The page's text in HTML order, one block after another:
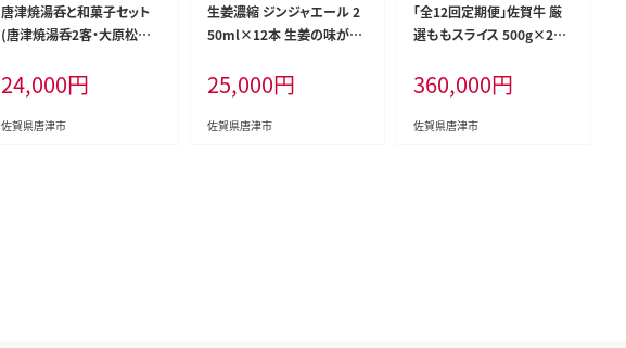
唐津焼湯呑と和菓子セット
(唐津焼湯呑2客・大原松露
お土産セット」
24,000円
佐賀県唐津市
生姜濃縮 ジンジャエール 2
50ml×12本 生姜の味がギ
25,000円
佐賀県唐津市
「全12回定期便」佐賀牛 厳
選ももスライス 500g×2パ
月から12回お送りいたしま
す! すき焼き しゃぶしゃぶ 鍋
ブランド牛 冷凍 牛肉 国産
360,000円
佐賀県唐津市